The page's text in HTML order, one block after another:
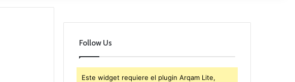
Follow Us
Este widget requiere el plugin Arqam Lite,